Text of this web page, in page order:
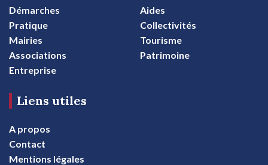
Démarches
Aides
Pratique
Collectivités
Mairies
Tourisme
Associations
Patrimoine
Entreprise
Liens utiles
A propos
Contact
Mentions légales